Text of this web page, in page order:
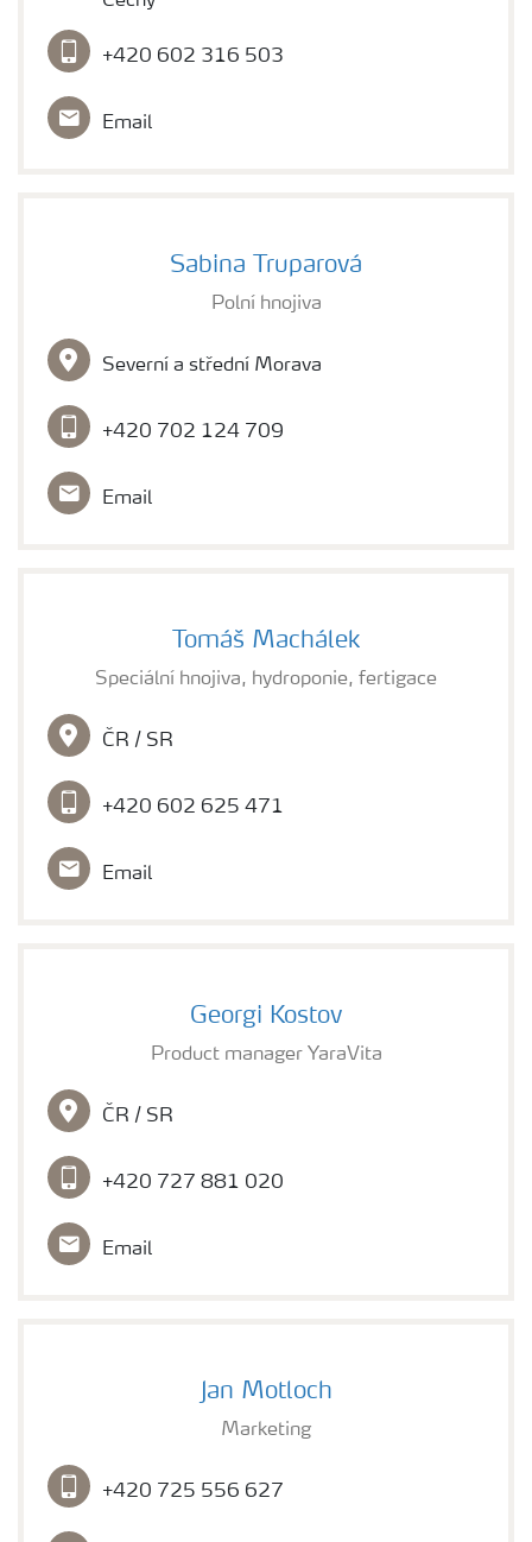
+420 602 316 503
Email
Sabina Truparová
Polní hnojiva
Severní a střední Morava
+420 702 124 709
Email
Tomáš Machálek
Speciální hnojiva, hydroponie, fertigace
ČR / SR
+420 602 625 471
Email
Georgi Kostov
Product manager YaraVita
ČR / SR
+420 727 881 020
Email
Jan Motloch
Marketing
+420 725 556 627